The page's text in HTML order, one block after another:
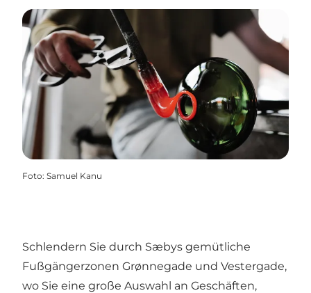
Foto: Samuel Kanu
Schlendern Sie durch Sæbys gemütliche
Fußgängerzonen Grønnegade und Vestergade,
wo Sie eine große Auswahl an Geschäften,